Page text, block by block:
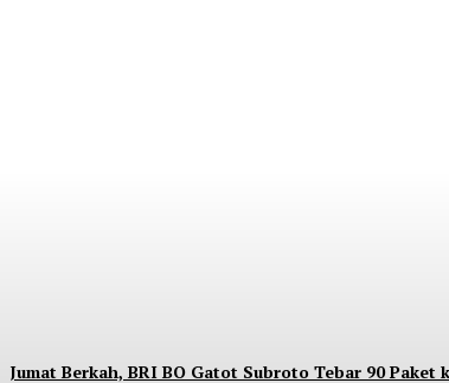
Jumat Berkah, BRI BO Gatot Subroto Tebar 90